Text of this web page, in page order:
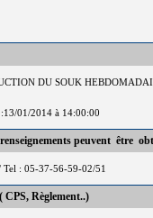
DU SOUK
01/2014 à 14:00:00
peuvent être
Tel : 05-37-56-59-02/51
Règlement..)